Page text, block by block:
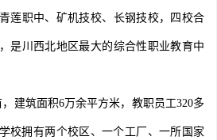
莲职中、矿机技校、长钢技校，四校合
是川西北地区最大的综合性职业教育中
筑面积6万余平方米，教职员工320多
校拥有两个校区、一个工厂、一所国家